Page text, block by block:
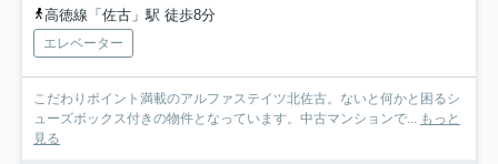
高徳線「佐古」駅 徒歩8分
エレベーター
こだわりポイント満載のアルファステイツ北佐古。ないと何かと困るシ
ューズボックス付きの物件となっています。中古マンションで...
もっと
見る